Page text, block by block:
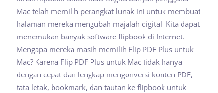
Mac telah memilih perangkat lunak ini untuk membuat
halaman mereka mengubah majalah digital. Kita dapat
menemukan banyak software flipbook di Internet.
Mengapa mereka masih memilih Flip PDF Plus untuk
Mac? Karena Flip PDF Plus untuk Mac tidak hanya
dengan cepat dan lengkap mengonversi konten PDF,
tata letak, bookmark, dan tautan ke flipbook untuk